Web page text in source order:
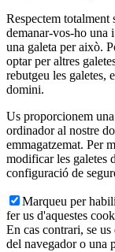
Respectem totalment
demanar-vos-ho una
una galeta per això.
optar per altres
rebutgeu les galetes,
domini.
Us proporcionem
ordinador al nostre
emmagatzemat. Per
modificar les galetes
configuració de
Marqueu per
fer us d'aquestes
En cas contrari, se
del navegador o una